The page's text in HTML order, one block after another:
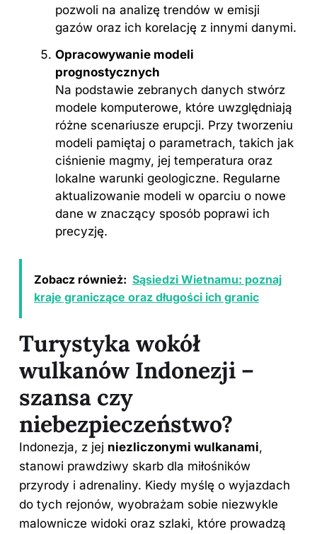
pozwoli na analizę trendów w emisji
gazów oraz ich korelację z innymi danymi.
Opracowywanie modeli
prognostycznych
Na podstawie zebranych danych stwórz
modele komputerowe, które uwzględniają
różne scenariusze erupcji. Przy tworzeniu
modeli pamiętaj o parametrach, takich jak
ciśnienie magmy, jej temperatura oraz
lokalne warunki geologiczne. Regularne
aktualizowanie modeli w oparciu o nowe
dane w znaczący sposób poprawi ich
precyzję.
Zobacz również: Sąsiedzi Wietnamu: poznaj
kraje graniczące oraz długości ich granic
Turystyka wokół
wulkanów Indonezji –
szansa czy
niebezpieczeństwo?
Indonezja, z jej niezliczonymi wulkanami,
stanowi prawdziwy skarb dla miłośników
przyrody i adrenaliny. Kiedy myślę o wyjazdach
do tych rejonów, wyobrażam sobie niezwykle
malownicze widoki oraz szlaki, które prowadzą